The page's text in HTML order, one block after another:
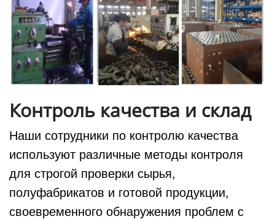
Контроль качества и склад
Наши сотрудники по контролю качества
используют различные методы контроля
для строгой проверки сырья,
полуфабрикатов и готовой продукции,
своевременного обнаружения проблем с